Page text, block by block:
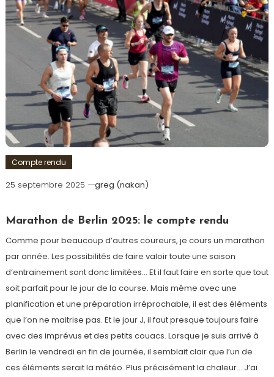
Compte rendu
25 septembre 2025 greg (nakan)
Marathon de Berlin 2025: le compte rendu
Comme pour beaucoup d’autres coureurs, je cours un marathon
par année. Les possibilités de faire valoir toute une saison
d’entrainement sont donc limitées… Et il faut faire en sorte que tout
soit parfait pour le jour de la course. Mais même avec une
planification et une préparation irréprochable, il est des éléments
que l’on ne maitrise pas. Et le jour J, il faut presque toujours faire
avec des imprévus et des petits couacs. Lorsque je suis arrivé à
Berlin le vendredi en fin de journée, il semblait clair que l’un de
ces éléments serait la météo. Plus précisément la chaleur… J’ai